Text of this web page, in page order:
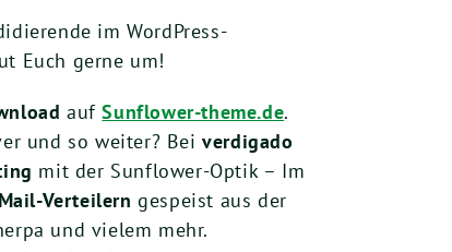
im WordPress-
Euch gerne um!
aufSunflower-theme.de.
und so weiter? Beiverdigado
mit der Sunflower-Optik – Im
Verteilern gespeist aus der
und vielem mehr.